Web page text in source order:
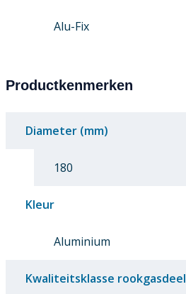
Alu-Fix
Productkenmerken
Diameter (mm)
180
Kleur
Aluminium
Kwaliteitsklasse rookgasdeel